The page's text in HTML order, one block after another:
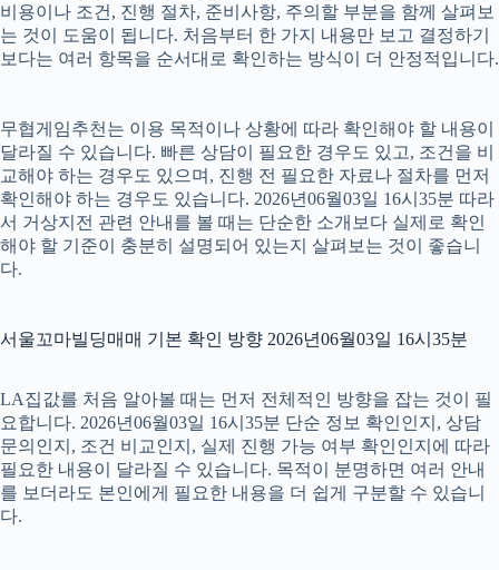
비용이나 조건, 진행 절차, 준비사항, 주의할 부분을 함께 살펴보
는 것이 도움이 됩니다. 처음부터 한 가지 내용만 보고 결정하기
보다는 여러 항목을 순서대로 확인하는 방식이 더 안정적입니다.
무협게임추천는 이용 목적이나 상황에 따라 확인해야 할 내용이
달라질 수 있습니다. 빠른 상담이 필요한 경우도 있고, 조건을 비
교해야 하는 경우도 있으며, 진행 전 필요한 자료나 절차를 먼저
확인해야 하는 경우도 있습니다. 2026년06월03일 16시35분 따라
서 거상지전 관련 안내를 볼 때는 단순한 소개보다 실제로 확인
해야 할 기준이 충분히 설명되어 있는지 살펴보는 것이 좋습니
다.
서울꼬마빌딩매매 기본 확인 방향 2026년06월03일 16시35분
LA집값를 처음 알아볼 때는 먼저 전체적인 방향을 잡는 것이 필
요합니다. 2026년06월03일 16시35분 단순 정보 확인인지, 상담
문의인지, 조건 비교인지, 실제 진행 가능 여부 확인인지에 따라
필요한 내용이 달라질 수 있습니다. 목적이 분명하면 여러 안내
를 보더라도 본인에게 필요한 내용을 더 쉽게 구분할 수 있습니
다.